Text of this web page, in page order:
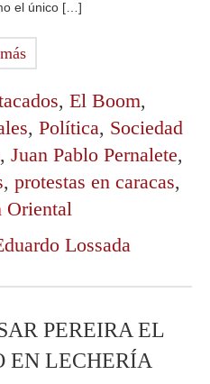
el único […]
más
, El Boom,
, Política, Sociedad
, Juan Pablo Pernalete,
, protestas en caracas,
Oriental
Lossada
PEREIRA EL
EN LECHERÍA